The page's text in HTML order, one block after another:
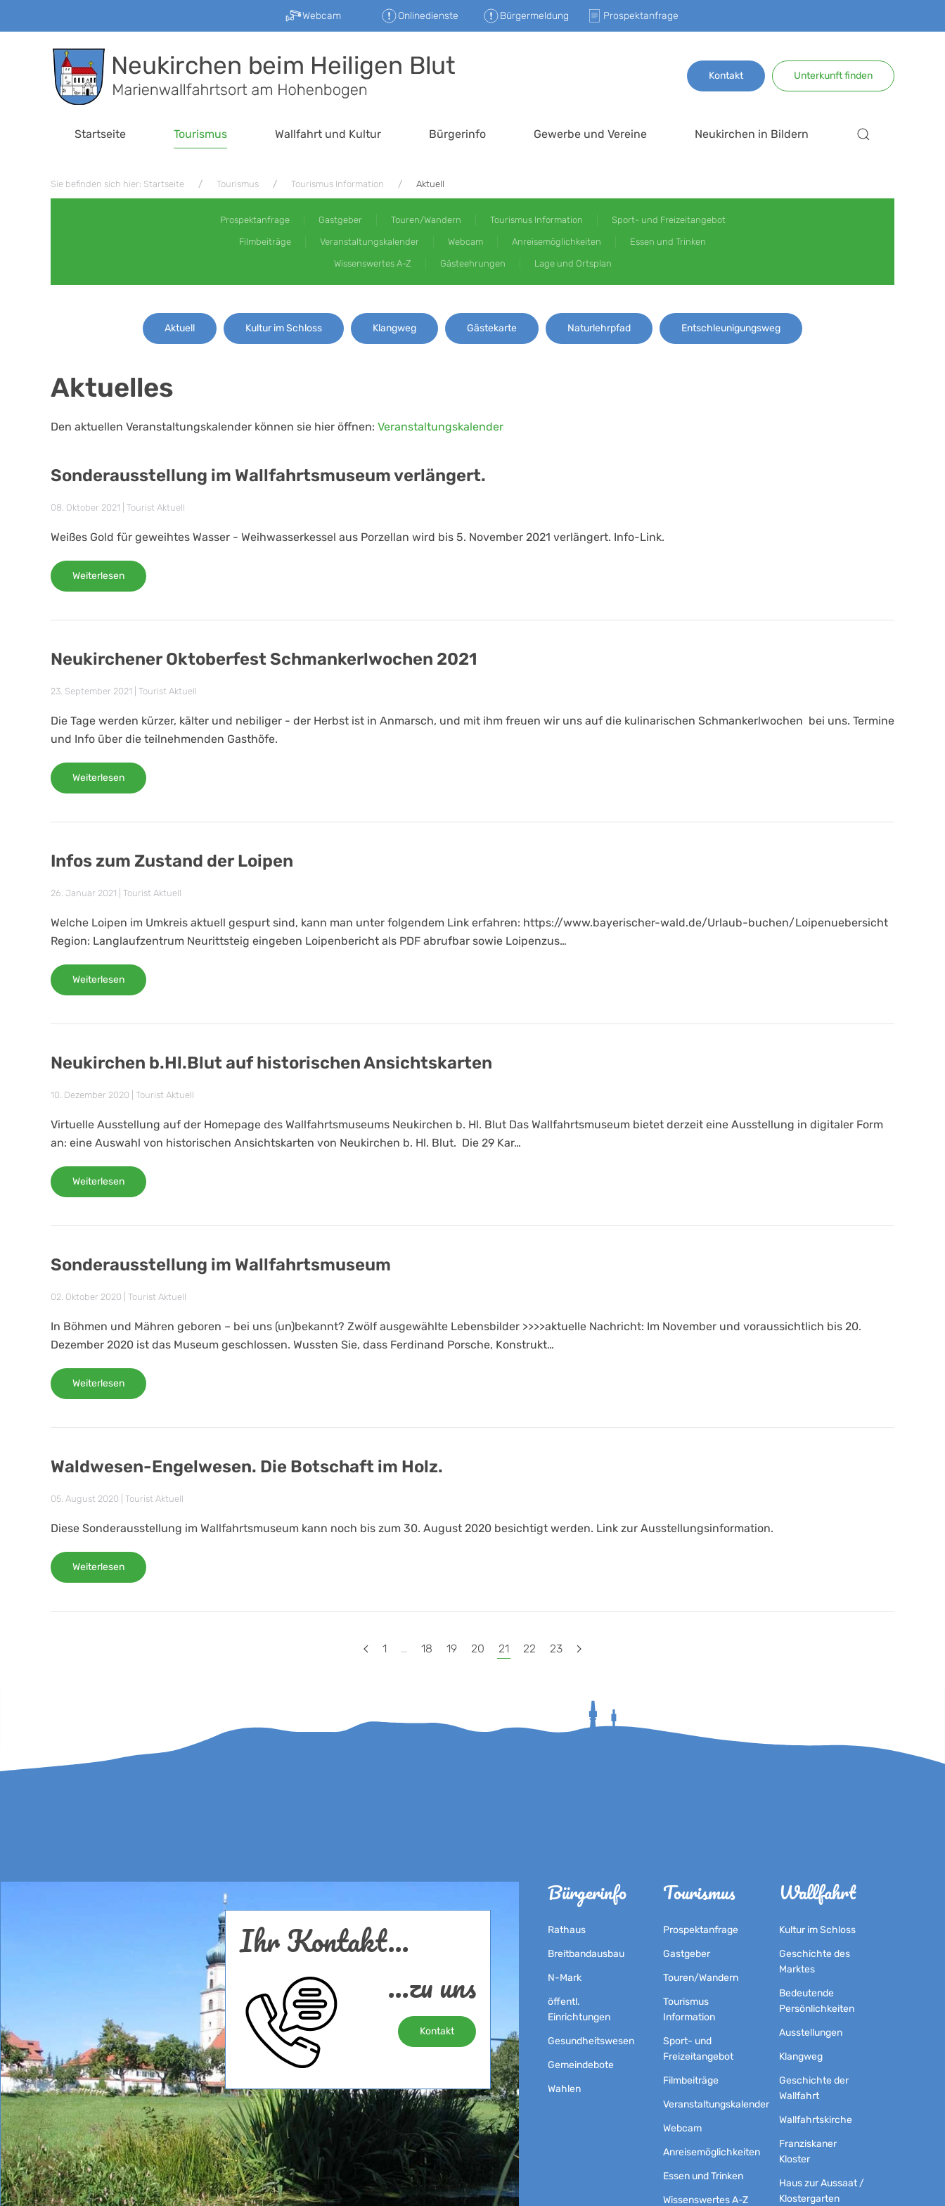
Zum Hauptinhalt springen
Webcam Onlinedienste Bürgermeldung Prospektanfrage
Kontakt Unterkunft finden
Startseite Tourismus Wallfahrt und Kultur Bürgerinfo Gewerbe und Vereine Neukirchen in Bildern
Sie befinden sich hier: Startseite Tourismus Tourismus Information Aktuell
Prospektanfrage Gastgeber Touren/Wandern Tourismus Information Sport- und Freizeitangebot
Filmbeiträge Veranstaltungskalender Webcam Anreisemöglichkeiten Essen und Trinken
Wissenswertes A-Z Gästeehrungen Lage und Ortsplan
Aktuell Kultur im Schloss Klangweg Gästekarte Naturlehrpfad Entschleunigungsweg
Aktuelles
Den aktuellen Veranstaltungskalender können sie hier öffnen: Veranstaltungskalender
Sonderausstellung im Wallfahrtsmuseum verlängert.
08. Oktober 2021 Tourist Aktuell
Weißes Gold für geweihtes Wasser - Weihwasserkessel aus Porzellan wird bis 5. November 2021 verlängert. Info-Link.
Weiterlesen
Neukirchener Oktoberfest Schmankerlwochen 2021
23. September 2021 Tourist Aktuell
Die Tage werden kürzer, kälter und nebiliger - der Herbst ist in Anmarsch, und mit ihm freuen wir uns auf die kulinarischen Schmankerlwochen bei uns. Termine
und Info über die teilnehmenden Gasthöfe.
Weiterlesen
Infos zum Zustand der Loipen
26. Januar 2021 Tourist Aktuell
Welche Loipen im Umkreis aktuell gespurt sind, kann man unter folgendem Link erfahren: https://www.bayerischer-wald.de/Urlaub-buchen/Loipenuebersicht
Region: Langlaufzentrum Neurittsteig eingeben Loipenbericht als PDF abrufbar sowie Loipenzus…
Weiterlesen
Neukirchen b.Hl.Blut auf historischen Ansichtskarten
10. Dezember 2020 Tourist Aktuell
Virtuelle Ausstellung auf der Homepage des Wallfahrtsmuseums Neukirchen b. Hl. Blut Das Wallfahrtsmuseum bietet derzeit eine Ausstellung in digitaler Form
an: eine Auswahl von historischen Ansichtskarten von Neukirchen b. Hl. Blut. Die 29 Kar…
Weiterlesen
Sonderausstellung im Wallfahrtsmuseum
02. Oktober 2020 Tourist Aktuell
In Böhmen und Mähren geboren – bei uns (un)bekannt? Zwölf ausgewählte Lebensbilder >>>>aktuelle Nachricht: Im November und voraussichtlich bis 20.
Dezember 2020 ist das Museum geschlossen. Wussten Sie, dass Ferdinand Porsche, Konstrukt…
Weiterlesen
Waldwesen-Engelwesen. Die Botschaft im Holz.
05. August 2020 Tourist Aktuell
Diese Sonderausstellung im Wallfahrtsmuseum kann noch bis zum 30. August 2020 besichtigt werden. Link zur Ausstellungsinformation.
Weiterlesen
1 … 18 19 20 21 22 23
Ihr Kontakt...
...zu uns
Kontakt
Bürgerinfo
Rathaus
Breitbandausbau
N-Mark
öffentl.
Einrichtungen
Gesundheitswesen
Gemeindebote
Wahlen
Tourismus
Prospektanfrage
Gastgeber
Touren/Wandern
Tourismus
Information
Sport- und
Freizeitangebot
Filmbeiträge
Veranstaltungskalender
Webcam
Anreisemöglichkeiten
Essen und Trinken
Wissenswertes A-Z
Wallfahrt
Kultur im Schloss
Geschichte des
Marktes
Bedeutende
Persönlichkeiten
Ausstellungen
Klangweg
Geschichte der
Wallfahrt
Wallfahrtskirche
Franziskaner
Kloster
Haus zur Aussaat /
Klostergarten